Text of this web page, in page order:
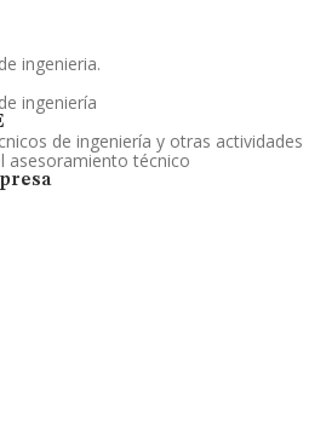
ingenieria.
ingeniería
de ingeniería y otras actividades
asesoramiento técnico